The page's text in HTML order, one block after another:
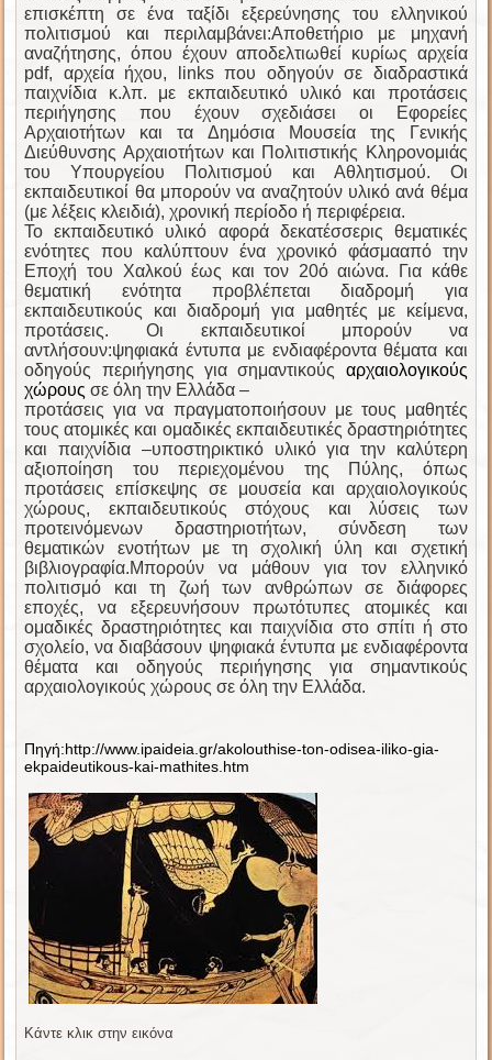
επισκέπτη σε ένα ταξίδι εξερεύνησης του ελληνικού
πολιτισμού και περιλαμβάνει:Αποθετήριο με μηχανή
αναζήτησης, όπου έχουν αποδελτιωθεί κυρίως αρχεία
pdf, αρχεία ήχου, links που οδηγούν σε διαδραστικά
παιχνίδια κ.λπ. με εκπαιδευτικό υλικό και προτάσεις
περιήγησης που έχουν σχεδιάσει οι Εφορείες
Αρχαιοτήτων και τα Δημόσια Μουσεία της Γενικής
Διεύθυνσης Αρχαιοτήτων και Πολιτιστικής Κληρονομιάς
του Υπουργείου Πολιτισμού και Αθλητισμού. Οι
εκπαιδευτικοί θα μπορούν να αναζητούν υλικό ανά θέμα
(με λέξεις κλειδιά), χρονική περίοδο ή περιφέρεια.
Το εκπαιδευτικό υλικό αφορά δεκατέσσερις θεματικές
ενότητες που καλύπτουν ένα χρονικό φάσμααπό την
Εποχή του Χαλκού έως και τον 20ό αιώνα. Για κάθε
θεματική ενότητα προβλέπεται διαδρομή για
εκπαιδευτικούς και διαδρομή για μαθητές με κείμενα,
προτάσεις. Οι εκπαιδευτικοί μπορούν να
αντλήσουν:ψηφιακά έντυπα με ενδιαφέροντα θέματα και
οδηγούς περιήγησης για σημαντικούς
αρχαιολογικούς
χώρους σε όλη την Ελλάδα –
προτάσεις για να πραγματοποιήσουν με τους μαθητές
τους ατομικές και ομαδικές εκπαιδευτικές δραστηριότητες
και παιχνίδια –υποστηρικτικό υλικό για την καλύτερη
αξιοποίηση του περιεχομένου της Πύλης, όπως
προτάσεις επίσκεψης σε μουσεία και αρχαιολογικούς
χώρους, εκπαιδευτικούς στόχους και λύσεις των
προτεινόμενων δραστηριοτήτων, σύνδεση των
θεματικών ενοτήτων με τη σχολική ύλη και σχετική
βιβλιογραφία.Μπορούν να μάθουν για τον ελληνικό
πολιτισμό και τη ζωή των ανθρώπων σε διάφορες
εποχές,να εξερευνήσουν πρωτότυπες ατομικές και
ομαδικές δραστηριότητες και παιχνίδια στο σπίτι ή στο
σχολείο,να διαβάσουν ψηφιακά έντυπα με ενδιαφέροντα
θέματα και οδηγούς περιήγησης για σημαντικούς
αρχαιολογικούς χώρους σε όλη την Ελλάδα.
Πηγή:http://www.ipaideia.gr/akolouthise-ton-odisea-iliko-gia-
ekpaideutikous-kai-mathites.htm
Κάντε κλικ στην εικόνα